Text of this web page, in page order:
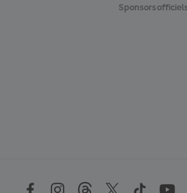
Sponsors officiels